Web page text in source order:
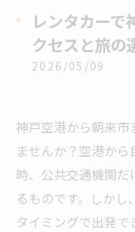
レンタカーで
クセスと旅の
2026/05/09
神戸空港から朝来市
ませんか？空港か
時、公共交通機関
るものです。しか
タイミングで出発